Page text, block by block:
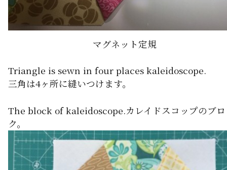
マグネット定規
Triangle is sewn in four places kaleidoscope.
三角は4ヶ所に縫いつけます。
The block of kaleidoscope.カレイドスコップのブ
ク。